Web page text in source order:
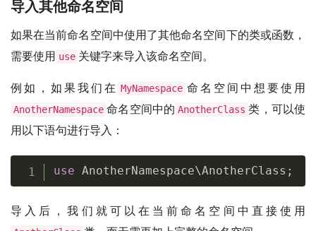
导入其他命名空间
如果在当前命名空间中使用了其他命名空间下的类或函数，
需要使用 use 关键字来导入该命名空间。
例如，如果我们在 MyNamespace 命名空间中想要使用
AnotherNamespace 命名空间中的 AnotherClass 类，可以使
用以下语句进行导入：
use AnotherNamespace\AnotherClass ;
导入后，我们就可以在当前命名空间中直接使用